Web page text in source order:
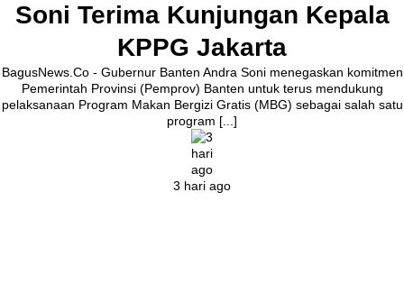
Kunjungan Kepala
Jakarta
Banten Andra Soni menegaskan komitmen
Banten untuk terus mendukung
Bergizi Gratis (MBG) sebagai salah satu
Bupati
BagusNews.Co –
melakukan peletakan
Jalan